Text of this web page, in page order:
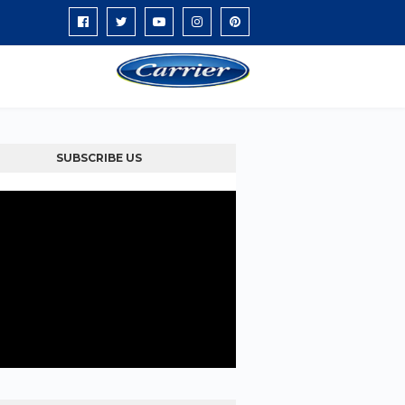
SUBSCRIBE US